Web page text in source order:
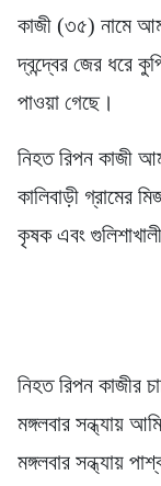
কাজী (৩৫) নামে
দ্বন্দ্বের জের ধরে
পাওয়া গেছে।
নিহত রিপন কাজী
কালিবাড়ী গ্রামের
কৃষক এবং
নিহত রিপন কাজীর
মঙ্গলবার সন্ধ্যায়
মঙ্গলবার সন্ধ্যায়